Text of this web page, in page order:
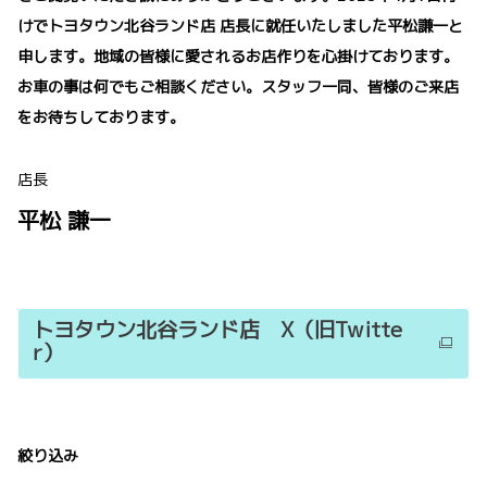
けでトヨタウン北谷ランド店 店長に就任いたしました平松謙一と
申します。地域の皆様に愛されるお店作りを心掛けております。
お車の事は何でもご相談ください。スタッフ一同、皆様のご来店
をお待ちしております。
店長
平松 謙一
トヨタウン北谷ランド店 X（旧Twitte
r）
絞り込み